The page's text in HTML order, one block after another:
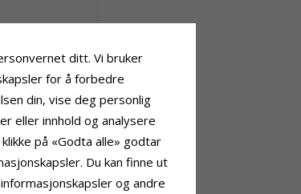
ditt. Vi bruker
for å forbedre
din, vise deg personlig
eller innhold og analysere
på «Godta alle» godtar
Du kan finne ut
og andre